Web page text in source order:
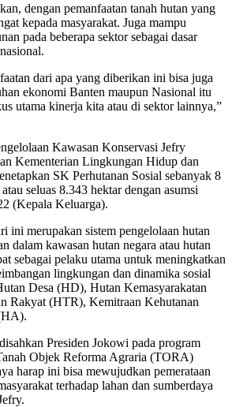
dengan pemanfaatan tanah hutan yang
kepada masyarakat. Juga mampu
pada beberapa sektor sebagai dasar
dari apa yang diberikan ini bisa juga
ekonomi Banten maupun Nasional itu
utama kinerja kita atau di sektor lainnya,”
Kawasan Konservasi Jefry
Kementerian Lingkungan Hidup dan
SK Perhutanan Sosial sebanyak 8
seluas 8.343 hektar dengan asumsi
(Kepala Keluarga).
ini merupakan sistem pengelolaan hutan
dalam kawasan hutan negara atau hutan
sebagai pelaku utama untuk meningkatkan
lingkungan dan dinamika sosial
Desa (HD), Hutan Kemasyarakatan
Rakyat (HTR), Kemitraan Kehutanan
Presiden Jokowi pada program
Objek Reforma Agraria (TORA)
harap ini bisa mewujudkan pemerataan
terhadap lahan dan sumberdaya